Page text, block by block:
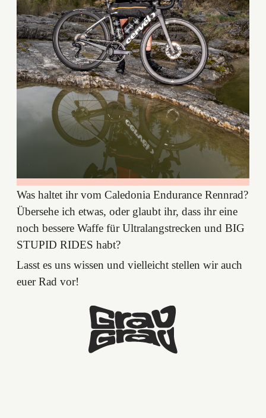
Was haltet ihr vom Caledonia Endurance Rennrad?
Übersehe ich etwas, oder glaubt ihr, dass ihr eine
noch bessere Waffe für Ultralangstrecken und BIG
STUPID RIDES habt?
Lasst es uns wissen und vielleicht stellen wir auch
euer Rad vor!